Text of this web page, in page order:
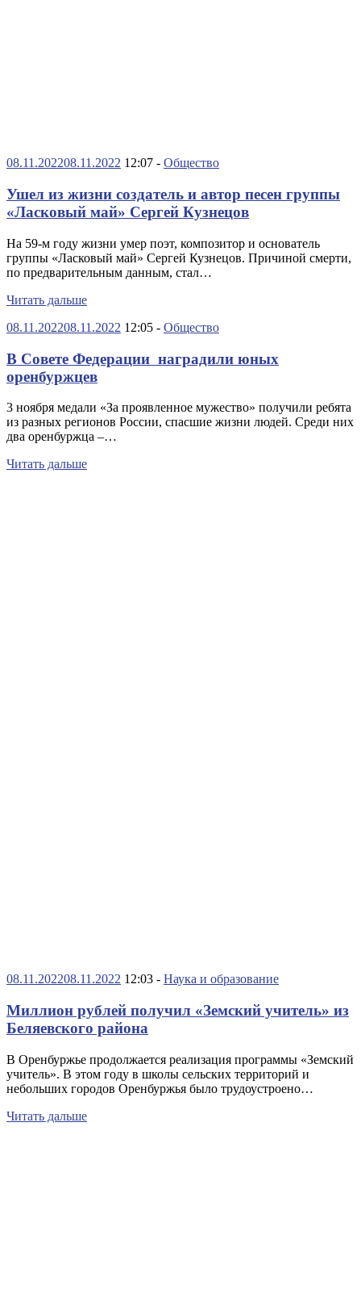
08.11.202208.11.2022 12:07 - Общество
Ушел из жизни создатель и автор песен группы
«Ласковый май» Сергей Кузнецов
На 59-м году жизни умер поэт, композитор и основатель
группы «Ласковый май» Сергей Кузнецов. Причиной смерти,
по предварительным данным, стал…
Читать дальше
08.11.202208.11.2022 12:05 - Общество
В Совете Федерации наградили юных
оренбуржцев
3 ноября медали «За проявленное мужество» получили ребята
из разных регионов России, спасшие жизни людей. Среди них
два оренбуржца –…
Читать дальше
08.11.202208.11.2022 12:03 - Наука и образование
Миллион рублей получил «Земский учитель» из
Беляевского района
В Оренбуржье продолжается реализация программы «Земский
учитель». В этом году в школы сельских территорий и
небольших городов Оренбуржья было трудоустроено…
Читать дальше